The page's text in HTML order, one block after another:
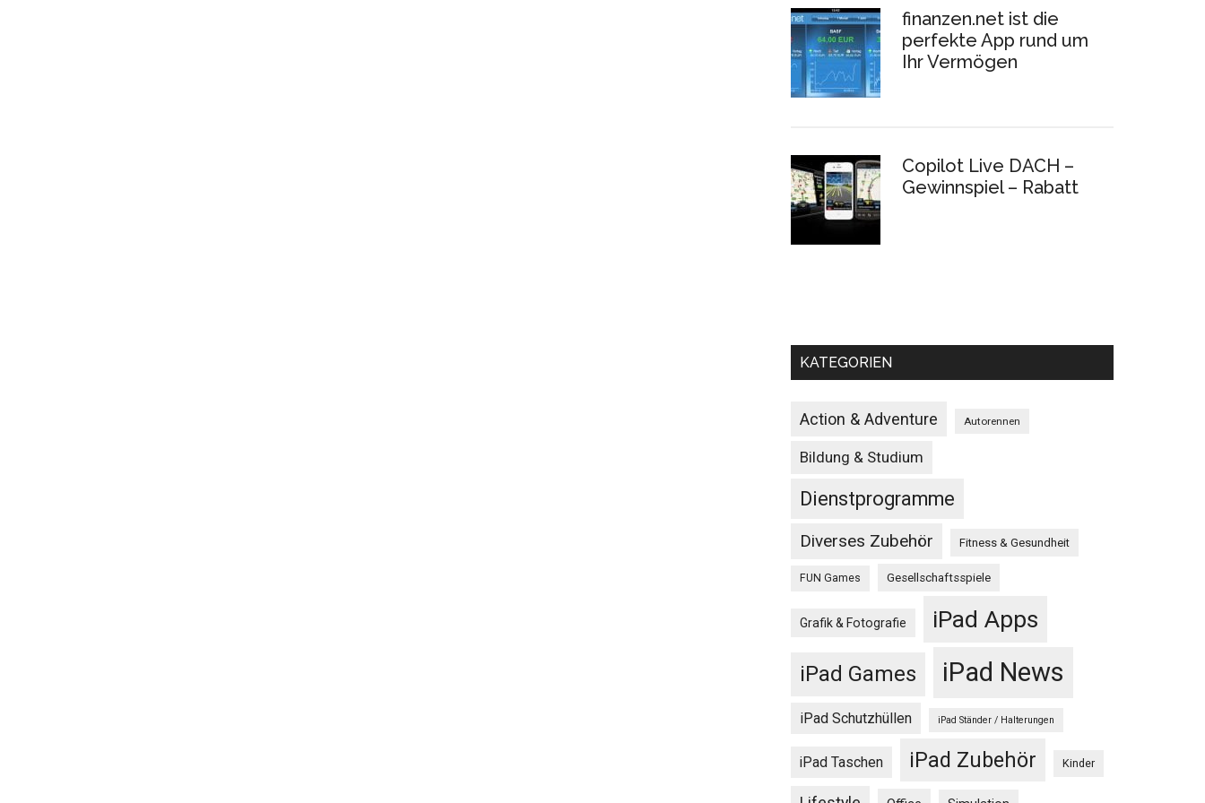
finanzen.net ist die
perfekte App rund um
Ihr Vermögen
Copilot Live DACH –
Gewinnspiel – Rabatt
KATEGORIEN
Action & Adventure Autorennen
Bildung & Studium
Dienstprogramme
Diverses Zubehör Fitness & Gesundheit
FUN Games Gesellschaftsspiele
Grafik & Fotografie iPad Apps
iPad Games iPad News
iPad Schutzhüllen iPad Ständer / Halterungen
iPad Taschen iPad Zubehör Kinder